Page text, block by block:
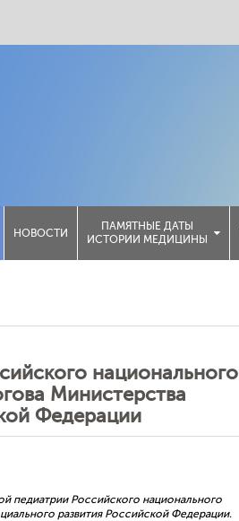
НОВОСТИ
ПАМЯТНЫЕ ДАТЫ
ИСТОРИИ МЕДИЦИНЫ
национального
Министерства
Федерации
педиатрии Российского национального
развития Российской Федерации.